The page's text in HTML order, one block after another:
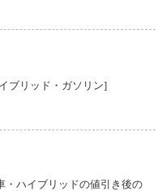
ブリッド・ガソリン]
・ハイブリッドの値引き後の